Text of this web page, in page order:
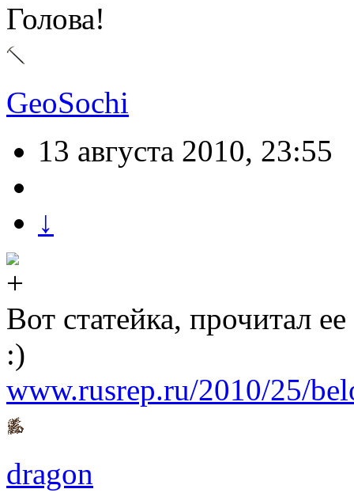
Голова!
GeoSochi
13 августа 2010, 23:55
↓
Вот статейка, прочитал
:)
www.rusrep.ru/2010/25/
dragon